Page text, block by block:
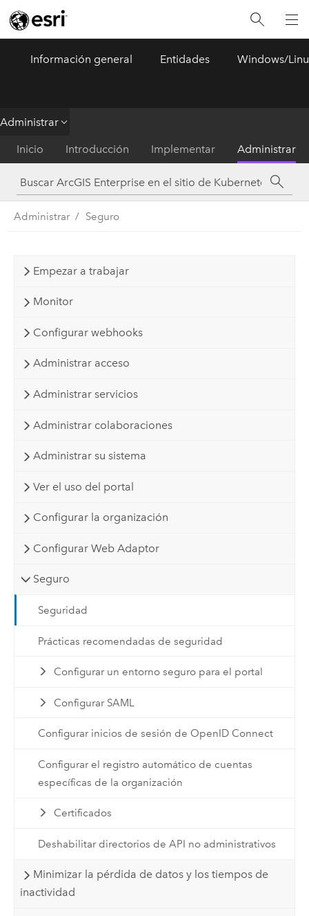
Información general Entidades Windows/
Administrar
Inicio Introducción Implementar Administrar
Administrar Seguro
Empezar a trabajar
Monitor
Configurar webhooks
Administrar acceso
Administrar servicios
Administrar colaboraciones
Administrar su sistema
Ver el uso del portal
Configurar la organización
Configurar Web Adaptor
Seguro
Seguridad
Prácticas recomendadas de seguridad
Configurar un entorno seguro para el portal
Configurar SAML
Configurar inicios de sesión de OpenID Connect
Configurar el registro automático de cuentas
específicas de la organización
Certificados
Deshabilitar directorios de API no administrativos
Minimizar la pérdida de datos y los tiempos de
inactividad